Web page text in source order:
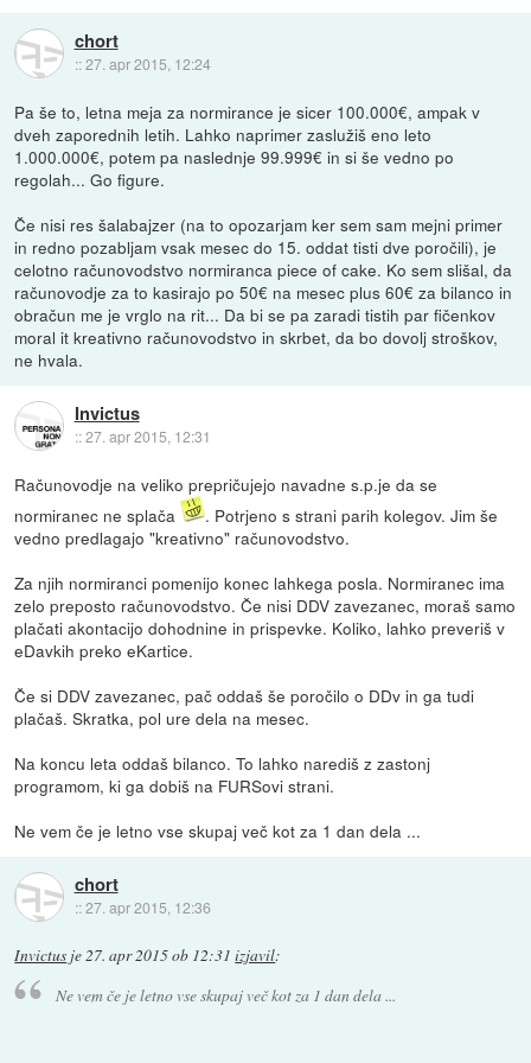
chort
::27. apr 2015, 12:24
Pa še to, letna meja za normirance je sicer 100.000€, ampak v
dveh zaporednih letih. Lahko naprimer zaslužiš eno leto
1.000.000€, potem pa naslednje 99.999€ in si še vedno po
regolah... Go figure.
Če nisi res šalabajzer (na to opozarjam ker sem sam mejni primer
in redno pozabljam vsak mesec do 15. oddat tisti dve poročili), je
celotno računovodstvo normiranca piece of cake. Ko sem slišal, da
računovodje za to kasirajo po 50€ na mesec plus 60€ za bilanco in
obračun me je vrglo na rit... Da bi se pa zaradi tistih par fičenkov
moral it kreativno računovodstvo in skrbet, da bo dovolj stroškov,
ne hvala.
Invictus
::27. apr 2015, 12:31
Računovodje na veliko prepričujejo navadne s.p.je da se
normiranec ne splača
. Potrjeno s strani parih kolegov. Jim še
vedno predlagajo "kreativno" računovodstvo.
Za njih normiranci pomenijo konec lahkega posla. Normiranec ima
zelo preposto računovodstvo. Če nisi DDV zavezanec, moraš samo
plačati akontacijo dohodnine in prispevke. Koliko, lahko preveriš v
eDavkih preko eKartice.
Če si DDV zavezanec, pač oddaš še poročilo o DDv in ga tudi
plačaš. Skratka, pol ure dela na mesec.
Na koncu leta oddaš bilanco. To lahko narediš z zastonj
programom, ki ga dobiš na FURSovi strani.
Ne vem če je letno vse skupaj več kot za 1 dan dela ...
chort
::27. apr 2015, 12:36
Invictus je27. apr 2015 ob 12:31 izjavil:
Ne vem če je letno vse skupaj več kot za 1 dan dela ...